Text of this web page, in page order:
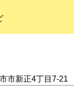
市新正4丁目7-21